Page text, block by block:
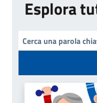
Esplora